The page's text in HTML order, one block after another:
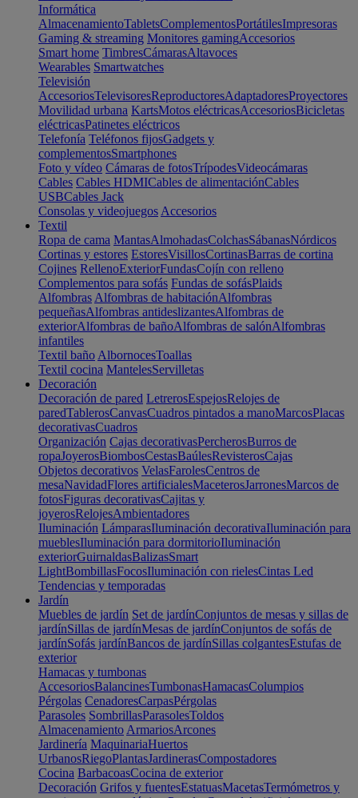
Informática
AlmacenamientoTabletsComplementosPortátilesImpresoras
Gaming & streaming Monitores gamingAccesorios
Smart home TimbresCámarasAltavoces
Wearables Smartwatches
Televisión
AccesoriosTelevisoresReproductoresAdaptadoresProyectores
Movilidad urbana KartsMotos eléctricasAccesoriosBicicletas
eléctricasPatinetes eléctricos
Telefonía Teléfonos fijosGadgets y
complementosSmartphones
Foto y vídeo Cámaras de fotosTrípodesVideocámaras
Cables Cables HDMICables de alimentaciónCables
USBCables Jack
Consolas y videojuegos Accesorios
Textil
Ropa de cama MantasAlmohadasColchasSábanasNórdicos
Cortinas y estores EstoresVisillosCortinasBarras de cortina
Cojines RellenoExteriorFundasCojín con relleno
Complementos para sofás Fundas de sofásPlaids
Alfombras Alfombras de habitaciónAlfombras
pequeñasAlfombras antideslizantesAlfombras de
exteriorAlfombras de bañoAlfombras de salónAlfombras
infantiles
Textil baño AlbornocesToallas
Textil cocina MantelesServilletas
Decoración
Decoración de pared LetrerosEspejosRelojes de
paredTablerosCanvasCuadros pintados a manoMarcosPlacas
decorativasCuadros
Organización Cajas decorativasPercherosBurros de
ropaJoyerosBiombosCestasBaúlesRevisterosCajas
Objetos decorativos VelasFarolesCentros de
mesaNavidadFlores artificialesMaceterosJarronesMarcos de
fotosFiguras decorativasCajitas y
joyerosRelojesAmbientadores
Iluminación LámparasIluminación decorativaIluminación para
mueblesIluminación para dormitorioIluminación
exteriorGuirnaldasBalizasSmart
LightBombillasFocosIluminación con rielesCintas Led
Tendencias y temporadas
Jardín
Muebles de jardín Set de jardínConjuntos de mesas y sillas de
jardínSillas de jardínMesas de jardínConjuntos de sofás de
jardínSofás jardínBancos de jardínSillas colgantesEstufas de
exterior
Hamacas y tumbonas
AccesoriosBalancinesTumbonasHamacasColumpios
Pérgolas CenadoresCarpasPérgolas
Parasoles SombrillasParasolesToldos
Almacenamiento ArmariosArcones
Jardinería MaquinariaHuertos
UrbanosRiegoPlantasJardinerasCompostadores
Cocina BarbacoasCocina de exterior
Decoración Grifos y fuentesEstatuasMacetasTermómetros y